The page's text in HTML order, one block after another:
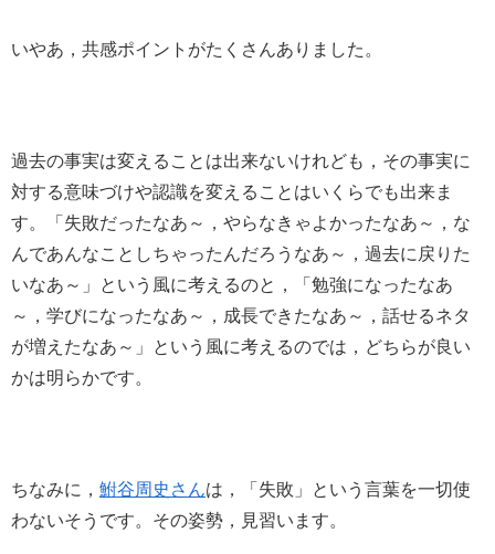
いやあ，共感ポイントがたくさんありました。
過去の事実は変えることは出来ないけれども，その事実に
対する意味づけや認識を変えることはいくらでも出来ま
す。「失敗だったなあ～，やらなきゃよかったなあ～，な
んであんなことしちゃったんだろうなあ～，過去に戻りた
いなあ～」という風に考えるのと，「勉強になったなあ
～，学びになったなあ～，成長できたなあ～，話せるネタ
が増えたなあ～」という風に考えるのでは，どちらが良い
かは明らかです。
ちなみに， 鮒谷周史さんは，「失敗」という言葉を一切使
わないそうです。その姿勢，見習います。